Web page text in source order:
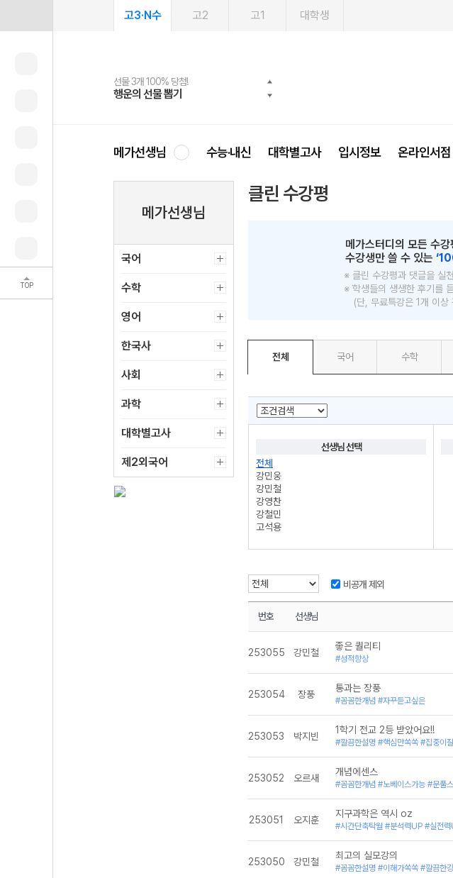
TOP
고3·N수 고2 고1 대학생
메가스터디
선물 3개 100% 당첨!
행운의 선물 뽑기
선물 100% 증정!
메가스터디 X 올리브
여름방학 스터디 캐시백
메가런 썸머스쿨
2027 러셀 단과
강사 공개선발
스마트러닝앱
설문 EVENT
메가패스
3일 무료 체험권
메가패스 수강생 무료혜택!
메가클럽 멤버십
사회공헌 캠페인
희망이룸 메가나눔
메가선생님 수능·내신 대학별고사 입시정보 온라인서점
메가선생님
국어
수학
영어
한국사
사회
과학
대학별고사
제2외국어
클린 수강평
메가스터디의 모든 수강
수강생만 쓸 수 있는
※ 클린 수강평과 댓글을 실
※ 학생들의 생생한 후기를
(단, 무료특강은 1개 이
전체 국어 수학
선생님 선택
전체
강민웅
강민철
강영찬
강철민
고석용
고정재
공혜은
곽동령
곽동령
권선경
권준표
김기현
김동영
김동욱
김범우
김선덕
김성은
김엄지
김재은
비공개 제외
번호 선생님
253055 강민철
좋은 퀄리티
#성적향상
253054 장풍
통과는 장풍
#꼼꼼한개념 #자꾸듣고싶은
253053 박지빈
1학기 전교 2등 받았어요!!
#깔끔한설명 #핵심만쏙쏙 #집중이
253052 오르새
개념에센스
#꼼꼼한개념 #노베이스가능 #문풀
253051 오지훈
지구과학은 역시 oz
#시간단축탁월 #분석력UP #실전
253050 강민철
최고의 실모강의
#꼼꼼한설명 #이해가쏙쏙 #깔끔한